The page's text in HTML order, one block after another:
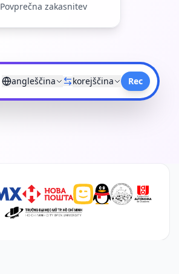
Povprečna zakasnitev
angleščina korejščina Rec